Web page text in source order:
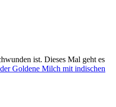
ist. Dieses Mal geht es
Goldene Milch mit indischen